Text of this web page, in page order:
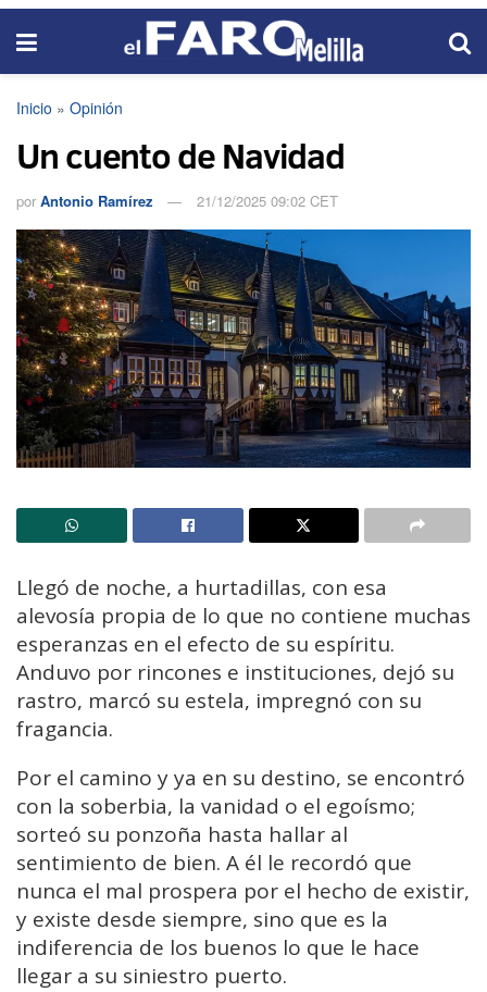
Inicio » Opinión
Un cuento de Navidad
por Antonio Ramírez 21/12/2025 09:02 CET
Llegó de noche, a hurtadillas, con esa
alevosía propia de lo que no contiene muchas
esperanzas en el efecto de su espíritu.
Anduvo por rincones e instituciones, dejó su
rastro, marcó su estela, impregnó con su
fragancia.
Por el camino y ya en su destino, se encontró
con la soberbia, la vanidad o el egoísmo;
sorteó su ponzoña hasta hallar al
sentimiento de bien. A él le recordó que
nunca el mal prospera por el hecho de existir,
y existe desde siempre, sino que es la
indiferencia de los buenos lo que le hace
llegar a su siniestro puerto.